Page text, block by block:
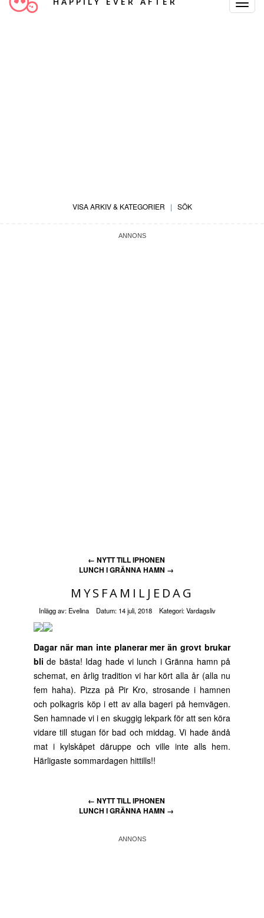
Toggle
VISA ARKIV & KATEGORIER | SÖK
← NYTT TILL IPHONEN
LUNCH I GRÄNNA HAMN →
MYSFAMILJEDAG
Inlägg av: Evelina Datum: 14 juli, 2018 Kategori:Vardagsliv
Dagar när man inte planerar mer än grovt brukar
blide bästa! Idag hade vi lunch i Gränna hamn på
schemat, en årlig tradition vi har kört alla år (alla nu
fem haha). Pizza på Pir Kro, strosande i hamnen
och polkagris köp i ett av alla bageri på hemvägen.
Sen hamnade vi i en skuggig lekpark för att sen köra
vidare till stugan för bad och middag. Vi hade ändå
mat i kylskåpet däruppe och ville inte alls hem.
Härligaste sommardagen hittills!!
← NYTT TILL IPHONEN
LUNCH I GRÄNNA HAMN →